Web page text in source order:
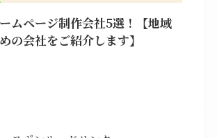
ムページ制作会社5選！【地域
の会社をご紹介します】